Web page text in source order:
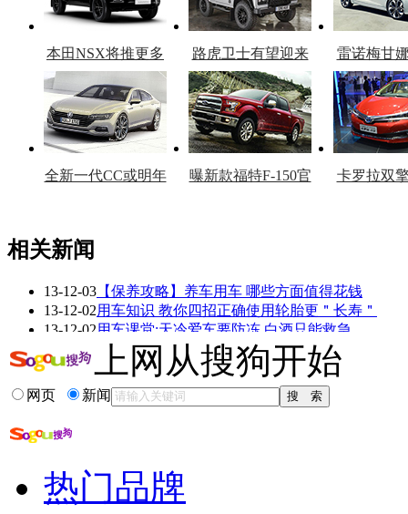
本田NSX将推更多
车型
路虎卫士有望迎来
复产
雷诺梅甘
官
全新一代CC或明年
曝新款福特F-150官
卡罗拉双
看赛车宝贝争奇斗
艳
车模美腿爆乳无惧
走光
相关新闻
13-12-03 【保养攻略】养车用车 哪些方面值得花钱
13-12-02用车知识 教你四招正确使用轮胎更＂长寿＂
13-12-02用车课堂:天冷爱车要防冻 白酒只能救急
13-12-02
入冬用车必备配置 20万元内实惠配置解析
13-11-15
吕海涛:东风标致301八十年之后浴火重生
13-09-06＂开启301之路＂专访东风标致总经理吕海涛
相关推荐
东风标致308大概...
上网从搜狗开始
网页 新闻
热门品牌